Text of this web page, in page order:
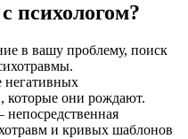
психологом?
в вашу проблему, поиск
которые они рождают.
и кривых шаблонов